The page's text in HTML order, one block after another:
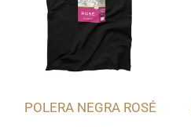
POLERA NEGRA ROSÉ